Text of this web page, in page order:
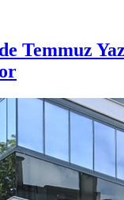
Temmuz